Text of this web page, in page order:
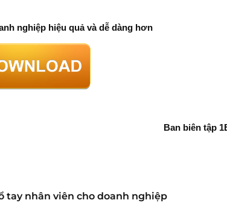
nghiệp hiệu quả và dễ dàng hơn
Ban biên tập
tay nhân viên cho doanh nghiệp